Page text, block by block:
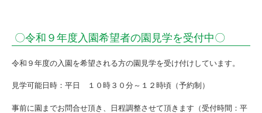
見
学
を
受
〇令和９年度入園希望者の園見学を受付中〇
令和９年度の入園を希望される方の園見学を受け付けしています。
見学可能日時：平日 １０時３０分～１２時頃（予約制）
事前に園までお問合せ頂き、日程調整させて頂きます（受付時間：平